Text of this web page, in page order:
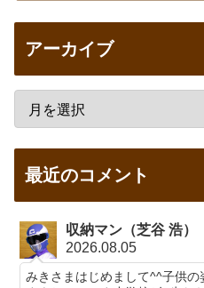
アーカイブ
最近のコメント
収納マン（芝谷 浩）
2026.08.05
みきさまはじめまして^^子供の